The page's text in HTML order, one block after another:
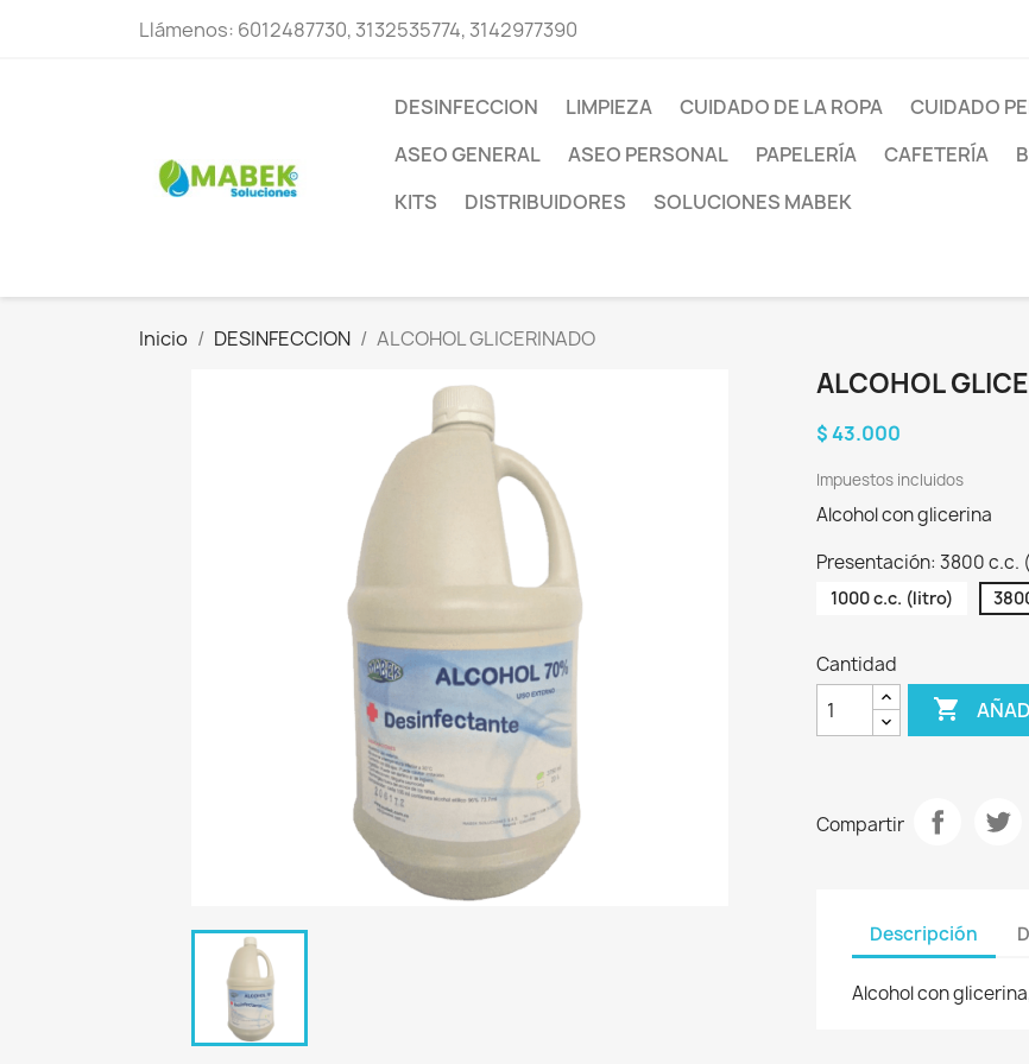
Llámenos: 6012487730, 3132535774, 3142977390
DESINFECCION LIMPIEZA CUIDADO DE LA ROPA CUIDADO
ASEO GENERAL
ASEO PERSONAL PAPELERÍA CAFETERÍA
KITS
DISTRIBUIDORES SOLUCIONES MABEK
Inicio DESINFECCION ALCOHOL GLICERINADO
ALCOHOL
$ 43.000
Impuestos incluidos
Alcohol con glicerina
Presentación: 3800 c.c.
1000 c.c. (litro)
Cantidad

Compartir
Descripción
Alcohol con